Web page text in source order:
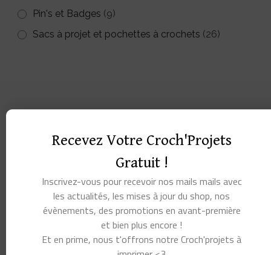
Pin's et Badges (9)
Sacs à projet et pochettes à crochets (26)
Recevez Votre Croch'Projets
Gratuit !
Inscrivez-vous pour recevoir nos mails mails avec
les actualités, les mises à jour du shop, nos
évènements, des promotions en avant-première
et bien plus encore !
Et en prime, nous t'offrons notre Croch'projets à